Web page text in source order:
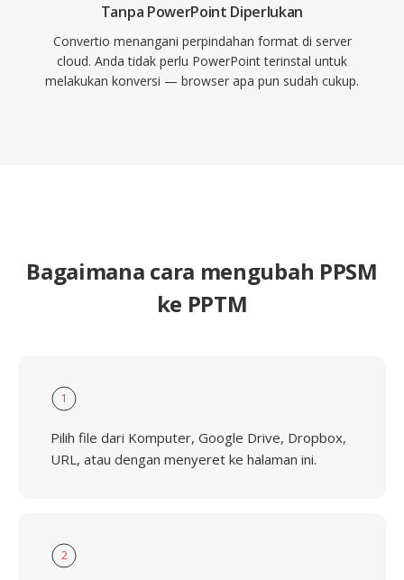
Tanpa PowerPoint Diperlukan
Convertio menangani perpindahan format di server
cloud. Anda tidak perlu PowerPoint terinstal untuk
melakukan konversi — browser apa pun sudah cukup.
Bagaimana cara mengubah PPSM
ke PPTM
1
Pilih file dari Komputer, Google Drive, Dropbox,
URL, atau dengan menyeret ke halaman ini.
2